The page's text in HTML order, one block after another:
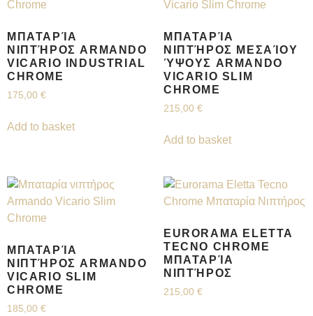
ΜΠΑΤΑΡΊΑ
ΝΙΠΤΉΡΟΣ ARMANDO
VICARIO INDUSTRIAL
CHROME
175,00 €
Add to basket
ΜΠΑΤΑΡΊΑ
ΝΙΠΤΉΡΟΣ ΜΕΣΑΊΟΥ
ΎΨΟΥΣ ARMANDO
VICARIO SLIM
CHROME
215,00 €
Add to basket
ΜΠΑΤΑΡΊΑ
ΝΙΠΤΉΡΟΣ ARMANDO
VICARIO SLIM
CHROME
185,00 €
EURORAMA ELETTA
TECNO CHROME
ΜΠΑΤΑΡΊΑ
ΝΙΠΤΉΡΟΣ
215,00 €